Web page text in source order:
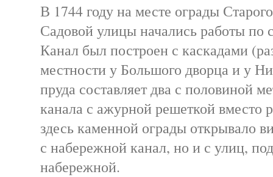
В 1744 году на месте ограды
Садовой улицы начались работы по
Канал был построен с каскадами
местности у Большого дворца и у
пруда составляет два с половиной
канала с ажурной решеткой вместо
здесь каменной ограды открывало
с набережной канал, но и с улиц,
набережной.